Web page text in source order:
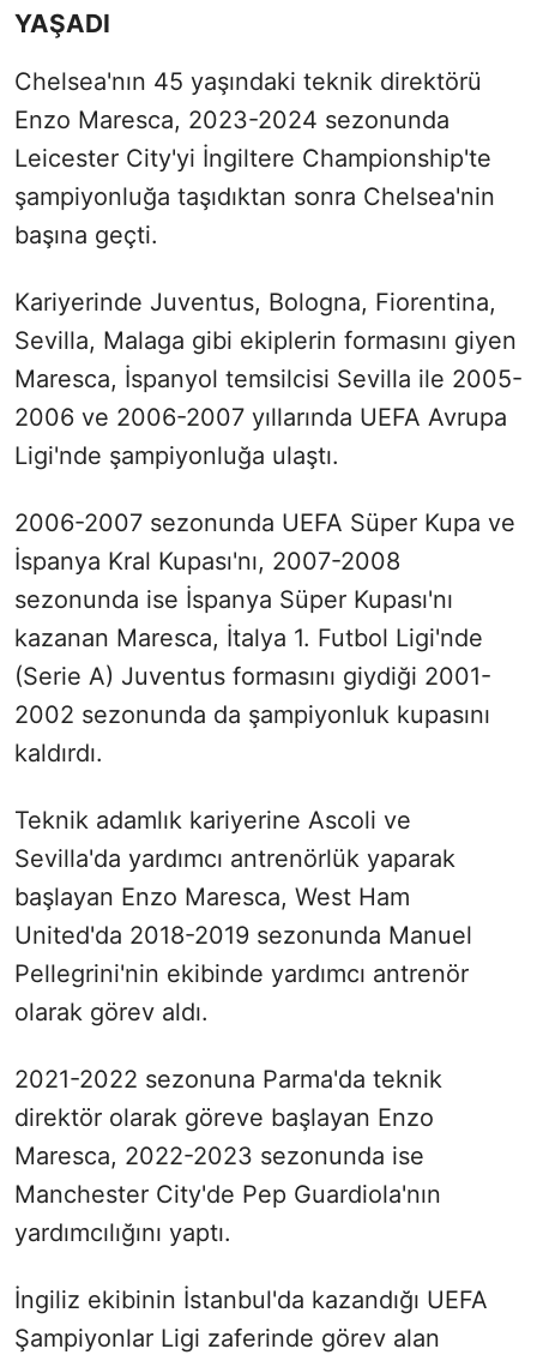
YAŞADI
Chelsea'nın 45 yaşındaki teknik direktörü
Enzo Maresca, 2023-2024 sezonunda
Leicester City'yi İngiltere Championship'te
şampiyonluğa taşıdıktan sonra Chelsea'nin
başına geçti.
Kariyerinde Juventus, Bologna, Fiorentina,
Sevilla, Malaga gibi ekiplerin formasını giyen
Maresca, İspanyol temsilcisi Sevilla ile 2005-
2006 ve 2006-2007 yıllarında UEFA Avrupa
Ligi'nde şampiyonluğa ulaştı.
2006-2007 sezonunda UEFA Süper Kupa ve
İspanya Kral Kupası'nı, 2007-2008
sezonunda ise İspanya Süper Kupası'nı
kazanan Maresca, İtalya 1. Futbol Ligi'nde
(Serie A) Juventus formasını giydiği 2001-
2002 sezonunda da şampiyonluk kupasını
kaldırdı.
Teknik adamlık kariyerine Ascoli ve
Sevilla'da yardımcı antrenörlük yaparak
başlayan Enzo Maresca, West Ham
United'da 2018-2019 sezonunda Manuel
Pellegrini'nin ekibinde yardımcı antrenör
olarak görev aldı.
2021-2022 sezonuna Parma'da teknik
direktör olarak göreve başlayan Enzo
Maresca, 2022-2023 sezonunda ise
Manchester City'de Pep Guardiola'nın
yardımcılığını yaptı.
İngiliz ekibinin İstanbul'da kazandığı UEFA
Şampiyonlar Ligi zaferinde görev alan